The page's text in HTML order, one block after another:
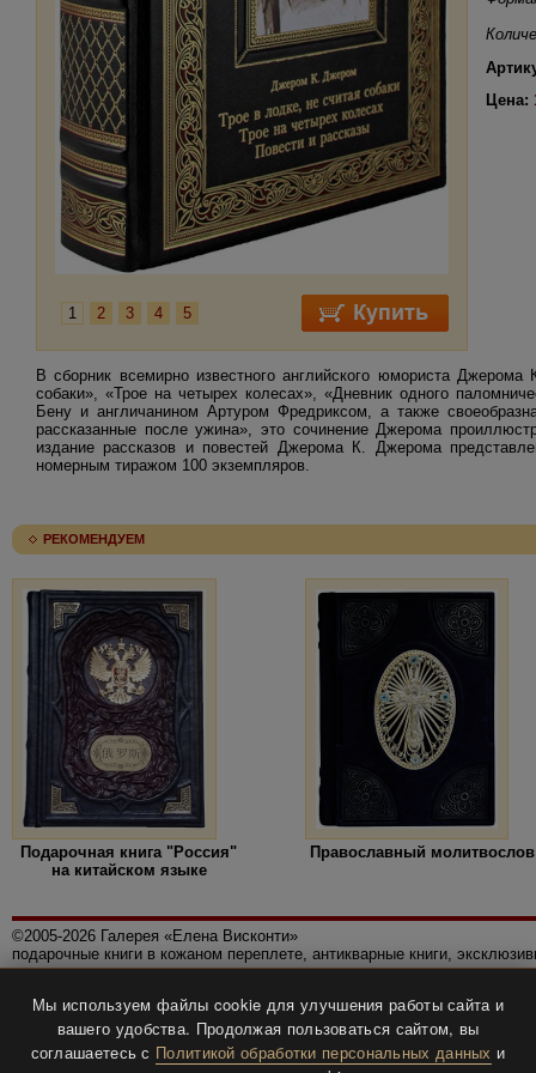
1 2 3 4 5
Цена:
В сборник всемирно известного английского юмориста
собаки», «Трое на четырех колесах», «Дневник одного
Бену и англичанином Артуром Фредриксом, а также
рассказанные после ужина», это сочинение Джерома
издание рассказов и повестей Джерома К. Джерома
номерным тиражом 100 экземпляров.
РЕКОМЕНДУЕМ
Подарочная книга "Россия"
на китайском языке
Православный молитвослов
©2005-2026 Галерея «Елена Висконти»
подарочные книги в кожаном переплете, антикварные книги,
Политика конфиденциальности
Все права защищены.
Разработка и дизайнBTV-info.
Мы используем файлы cookie для улучшения работы сайта и
вашего удобства. Продолжая пользоваться сайтом, вы
соглашаетесь с Политикой обработки персональных данных и